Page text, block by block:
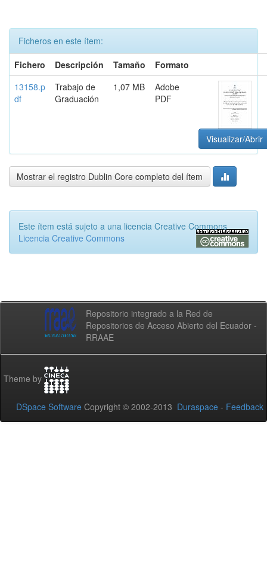
Ficheros en este ítem:
Fichero
Descripción Tamaño
Formato
13158.p
df
Trabajo de
Graduación
1,07 MB
Adobe
PDF
Visualizar/Abrir
Mostrar el registro Dublin Core completo del ítem
Este ítem está sujeto a una licencia Creative Commons
Licencia Creative Commons
Repositorio integrado a la Red de
Repositorios de Acceso Abierto del Ecuador -
RRAAE
Theme by
DSpace Software Copyright © 2002-2013 Duraspace - Feedback